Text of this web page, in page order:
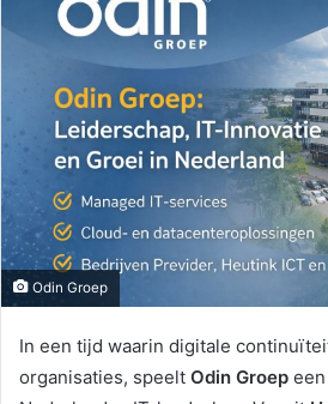
Odin Groep
In een tijd waarin digitale
organisaties, speelt Odin Groep